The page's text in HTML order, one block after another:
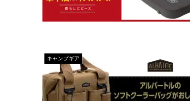
キャンプギア